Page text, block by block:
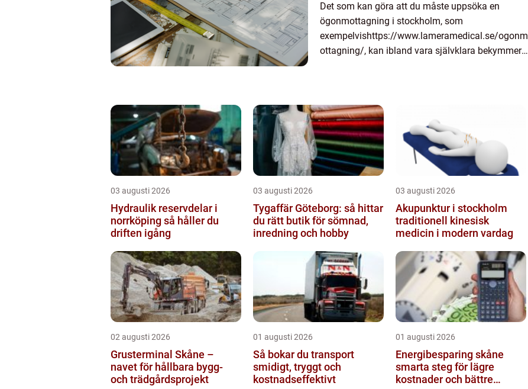
Det som kan göra att du måste uppsöka en
ögonmottagning i stockholm, som
exempelvishttps://www.lameramedical.se/ogonm
ottagning/, kan ibland vara självklara bekymmer.
03 augusti 2026
Hydraulik reservdelar i
norrköping så håller du
driften igång
03 augusti 2026
Tygaffär Göteborg: så hittar
du rätt butik för sömnad,
inredning och hobby
03 augusti 2026
Akupunktur i stockholm
traditionell kinesisk
medicin i modern vardag
02 augusti 2026
Grusterminal Skåne –
navet för hållbara bygg-
och trädgårdsprojekt
01 augusti 2026
Så bokar du transport
smidigt, tryggt och
kostnadseffektivt
01 augusti 2026
Energibesparing skåne
smarta steg för lägre
kostnader och bättre